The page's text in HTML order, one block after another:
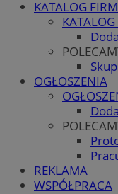
KATALOG FIRM
OGŁOSZENIA
REKLAMA
WSPÓŁPRACA